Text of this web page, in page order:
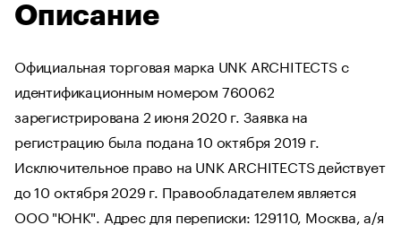
Описание
Официальная торговая марка UNK ARCHITECTS с
идентификационным номером 760062
зарегистрирована 2 июня 2020 г. Заявка на
регистрацию была подана 10 октября 2019 г.
Исключительное право на UNK ARCHITECTS действует
до 10 октября 2029 г. Правообладателем является
ООО "ЮНК". Адрес для переписки: 129110, Москва, а/я